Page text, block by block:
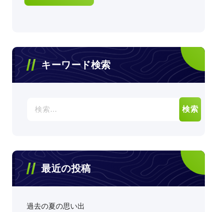
キーワード検索
最近の投稿
過去の夏の思い出